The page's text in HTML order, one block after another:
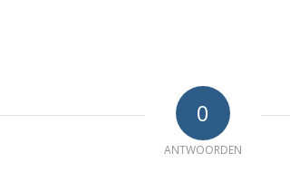
0
ANTWOORDEN